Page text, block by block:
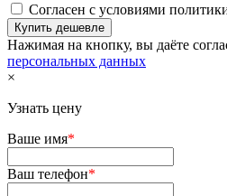
Согласен с условиями
Нажимая на кнопку, вы даёте
персональных данных
×
Узнать цену
Ваше имя*
Ваш телефон*